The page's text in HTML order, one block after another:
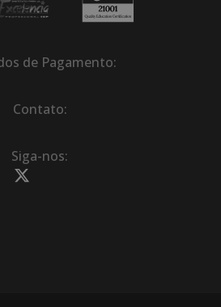
de Pagamento:
Contato:
Siga-nos: